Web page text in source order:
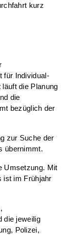
kurz
für Individual-
die Planung
die
bezüglich der
zur Suche der
übernimmt.
Umsetzung. Mit
ist im Frühjahr
die jeweilig
Polizei,